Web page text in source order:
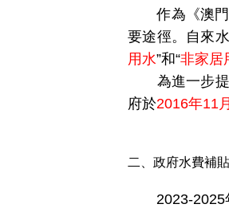
作為《澳門
要途徑。自來
用水”和“非家居
為進一步提
府於2016年11
二、政府水費補貼
2023-2025年